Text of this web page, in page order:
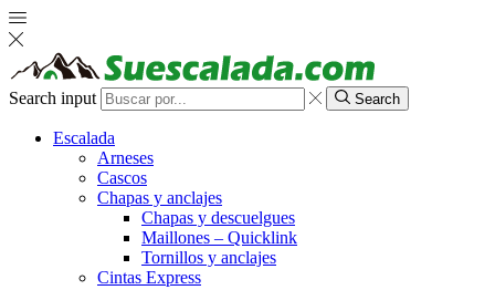
Search input Search
Escalada
Arneses
Cascos
Chapas y anclajes
Chapas y descuelgues
Maillones – Quicklink
Tornillos y anclajes
Cintas Express